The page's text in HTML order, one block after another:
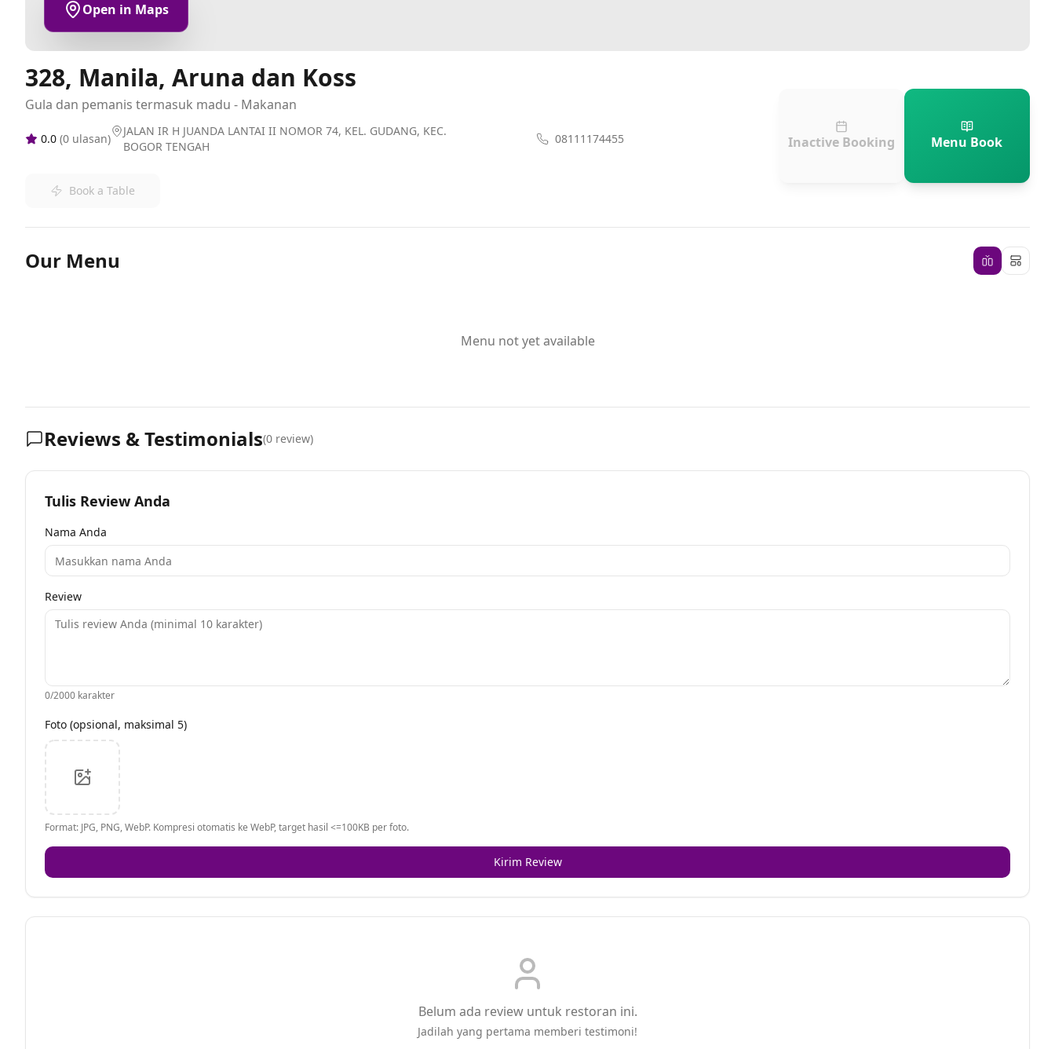
Open in Maps
328, Manila, Aruna dan Koss
Gula dan pemanis termasuk madu - Makanan
0.0 (0 ulasan)
JALAN IR H JUANDA LANTAI II NOMOR 74, KEL. GUDANG, KEC.
BOGOR TENGAH
08111174455
Book a Table
Inactive Booking Menu Book
Our Menu
Menu not yet available
Reviews & Testimonials(0 review)
Tulis Review Anda
Nama Anda
Review
0/2000 karakter
Foto (opsional, maksimal 5)
Format: JPG, PNG, WebP. Kompresi otomatis ke WebP, target hasil <=100KB per foto.
Kirim Review
Belum ada review untuk restoran ini.
Jadilah yang pertama memberi testimoni!